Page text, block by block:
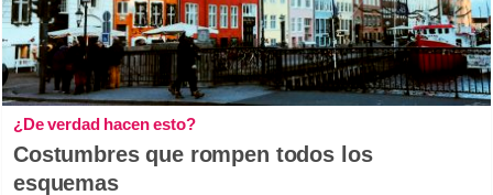
¿De verdad hacen esto?
Costumbres que rompen todos los
esquemas